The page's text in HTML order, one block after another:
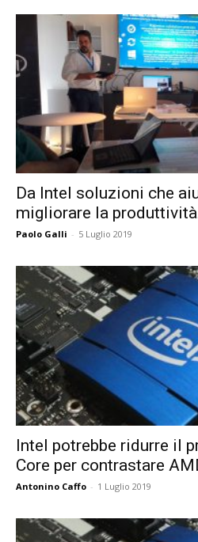
Da Intel soluzioni che
migliorare la
Paolo Galli - 5 Luglio 2019
Intel potrebbe ridurre il
Core per contrastare
Antonino Caffo - 1 Luglio 2019